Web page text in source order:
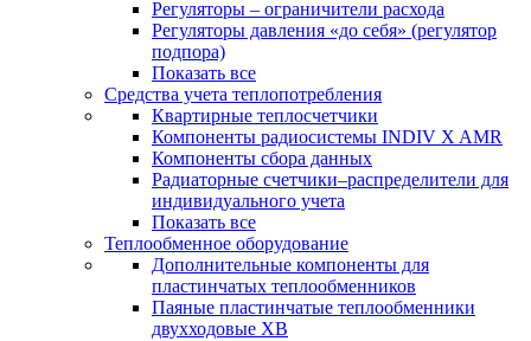
Регуляторы – ограничители расхода
Регуляторы давления «до себя» (регулятор
подпора)
Показать все
Средства учета теплопотребления
Квартирные теплосчетчики
Компоненты радиосистемы INDIV X AMR
Компоненты сбора данных
Радиаторные счетчики–распределители для
индивидуального учета
Показать все
Теплообменное оборудование
Дополнительные компоненты для
пластинчатых теплообменников
Паяные пластинчатые теплообменники
двухходовые XB